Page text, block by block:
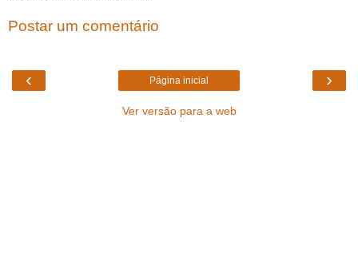
Postar um comentário
‹ ›
Página inicial
Ver versão para a web